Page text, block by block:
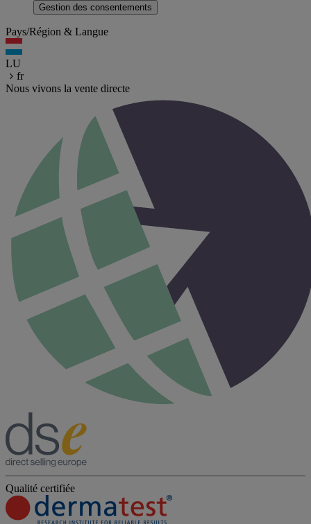
Gestion des consentements
Pays/Région & Langue
LU
fr
Nous vivons la vente directe
Qualité certifiée